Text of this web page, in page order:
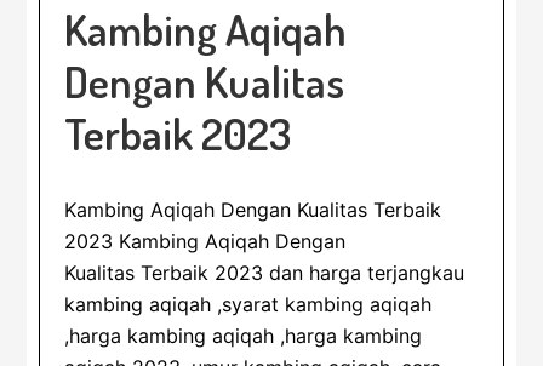
Kambing Aqiqah
Dengan Kualitas
Terbaik 2023
Kambing Aqiqah Dengan Kualitas Terbaik
2023 Kambing Aqiqah Dengan
Kualitas Terbaik 2023 dan harga terjangkau
kambing aqiqah ,syarat kambing aqiqah
,harga kambing aqiqah ,harga kambing